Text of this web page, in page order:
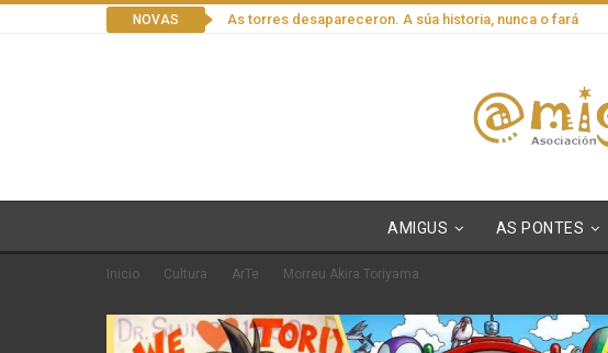
NOVAS As torres desapareceron. A súa historia, nunca o fará
AMIGUS AS PONTES
Inicio Cultura ArTe Morreu Akira Toriyama